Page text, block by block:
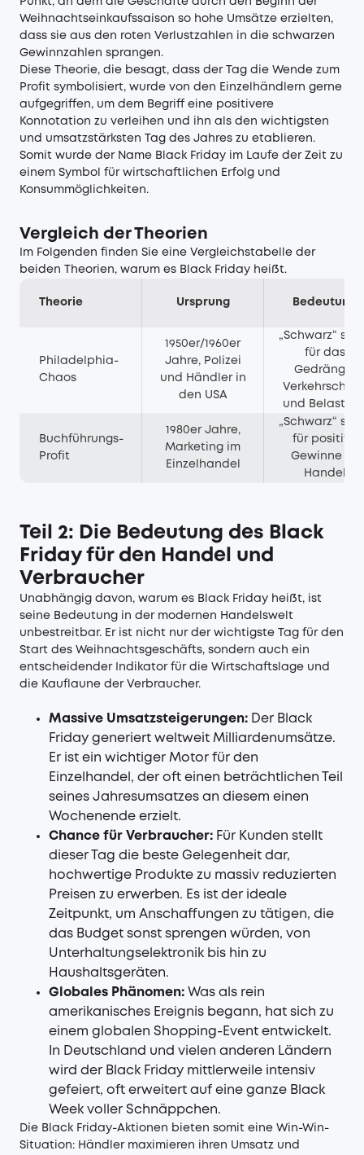
Weihnachtseinkaufssaison so hohe Umsätze erzielten,
dass sie aus den roten Verlustzahlen in die schwarzen
Gewinnzahlen sprangen.
Diese Theorie, die besagt, dass der Tag die Wende zum
Profit symbolisiert, wurde von den Einzelhändlern gerne
aufgegriffen, um dem Begriff eine positivere
Konnotation zu verleihen und ihn als den wichtigsten
und umsatzstärksten Tag des Jahres zu etablieren.
Somit wurde der Name Black Friday im Laufe der Zeit zu
einem Symbol für wirtschaftlichen Erfolg und
Konsummöglichkeiten.
Vergleich der Theorien
Im Folgenden finden Sie eine Vergleichstabelle der
beiden Theorien, warum es Black Friday heißt.
Theorie Ursprung Bedeutung
Philadelphia-
Chaos
1950er/1960er
Jahre, Polizei
und Händler in
den USA
„Schwarz“
für das
Gedränge,
und
Buchführungs-
Profit
1980er Jahre,
Marketing im
Einzelhandel
„Schwarz“
für positive
Gewinne im
Handel
Teil 2: Die Bedeutung des Black
Friday für den Handel und
Verbraucher
Unabhängig davon, warum es Black Friday heißt, ist
seine Bedeutung in der modernen Handelswelt
unbestreitbar. Er ist nicht nur der wichtigste Tag für den
Start des Weihnachtsgeschäfts, sondern auch ein
entscheidender Indikator für die Wirtschaftslage und
die Kauflaune der Verbraucher.
Massive Umsatzsteigerungen: Der Black
Friday generiert weltweit Milliardenumsätze.
Er ist ein wichtiger Motor für den
Einzelhandel, der oft einen beträchtlichen Teil
seines Jahresumsatzes an diesem einen
Wochenende erzielt.
Chance für Verbraucher: Für Kunden stellt
dieser Tag die beste Gelegenheit dar,
hochwertige Produkte zu massiv reduzierten
Preisen zu erwerben. Es ist der ideale
Zeitpunkt, um Anschaffungen zu tätigen, die
das Budget sonst sprengen würden, von
Unterhaltungselektronik bis hin zu
Haushaltsgeräten.
Globales Phänomen: Was als rein
amerikanisches Ereignis begann, hat sich zu
einem globalen Shopping-Event entwickelt.
In Deutschland und vielen anderen Ländern
wird der Black Friday mittlerweile intensiv
gefeiert, oft erweitert auf eine ganze Black
Week voller Schnäppchen.
Die Black Friday-Aktionen bieten somit eine Win-Win-
Situation: Händler maximieren ihren Umsatz und